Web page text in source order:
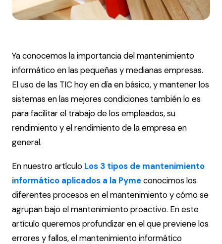
Ya conocemos la importancia del mantenimiento
informático en las pequeñas y medianas empresas.
El uso de las TIC hoy en día en básico, y mantener los
sistemas en las mejores condiciones también lo es
para facilitar el trabajo de los empleados, su
rendimiento y el rendimiento de la empresa en
general.
En nuestro artículo Los 3 tipos de mantenimiento
informático aplicados a la Pymeconocimos los
diferentes procesos en el mantenimiento y cómo se
agrupan bajo el mantenimiento proactivo. En este
artículo queremos profundizar en el que previene los
errores y fallos, el mantenimiento informático